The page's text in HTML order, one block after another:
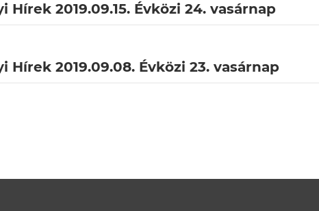
Hírek 2019.09.15. Évközi 24. vasárnap
Hírek 2019.09.08. Évközi 23. vasárnap